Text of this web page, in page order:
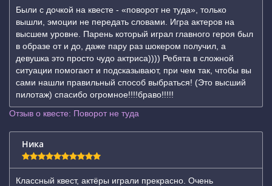
Были с дочкой на квесте - «поворот не туда», только
вышли, эмоции не передать словами. Игра актеров на
высшем уровне. Парень который играл главного героя был
в образе от и до, даже пару раз шокером получил, а
девушка это просто чудо актриса)))) Ребята в сложной
ситуации помогают и подсказывают, при чем так, чтобы вы
сами нашли правильный способ выбраться! (Это высший
пилотаж) спасибо огромное!!!!браво!!!!!
Отзыв о квесте: Поворот не туда
Ника
Классный квест, актёры играли прекрасно. Очень